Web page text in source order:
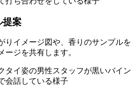
提案
りイメージ図や、香りのサンプルを
ージを共有します。